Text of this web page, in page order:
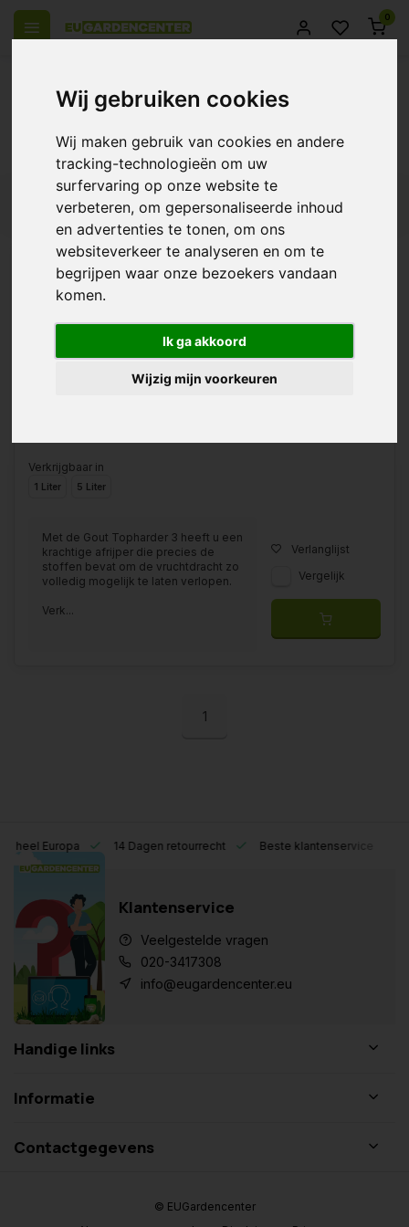
Wij gebruiken cookies
Wij maken gebruik van cookies en andere
tracking-technologieën om uw
surfervaring op onze website te
verbeteren, om gepersonaliseerde inhoud
en advertenties te tonen, om ons
websiteverkeer te analyseren en om te
begrijpen waar onze bezoekers vandaan
komen.
Ik ga akkoord
Wijzig mijn voorkeuren
0
Producten getagd met Topharder
€57,95
Verkrijgbaar in
1 Liter 5 Liter
Met de Gout Topharder 3 heeft u een
krachtige afrijper die precies de
stoffen bevat om de vruchtdracht zo
volledig mogelijk te laten verlopen.
Verk...
Verlanglijst
Vergelijk
1
Europa 14 Dagen retourrecht Beste klantenservice
Klantenservice
Veelgestelde vragen
020-3417308
info@eugardencenter.eu
Handige links
Informatie
Contactgegevens
© EUGardencenter